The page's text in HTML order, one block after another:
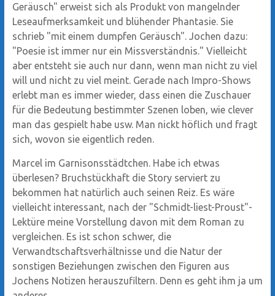
Geräusch" erweist sich als Produkt von mangelnder
Leseaufmerksamkeit und blühender Phantasie. Sie
schrieb "mit einem dumpfen Geräusch". Jochen dazu:
"Poesie ist immer nur ein Missverständnis." Vielleicht
aber entsteht sie auch nur dann, wenn man nicht zu viel
will und nicht zu viel meint. Gerade nach Impro-Shows
erlebt man es immer wieder, dass einen die Zuschauer
für die Bedeutung bestimmter Szenen loben, wie clever
man das gespielt habe usw. Man nickt höflich und fragt
sich, wovon sie eigentlich reden.
Marcel im Garnisonsstädtchen. Habe ich etwas
überlesen? Bruchstückhaft die Story serviert zu
bekommen hat natürlich auch seinen Reiz. Es wäre
vielleicht interessant, nach der "Schmidt-liest-Proust"-
Lektüre meine Vorstellung davon mit dem Roman zu
vergleichen. Es ist schon schwer, die
Verwandtschaftsverhältnisse und die Natur der
sonstigen Beziehungen zwischen den Figuren aus
Jochens Notizen herauszufiltern. Denn es geht ihm ja um